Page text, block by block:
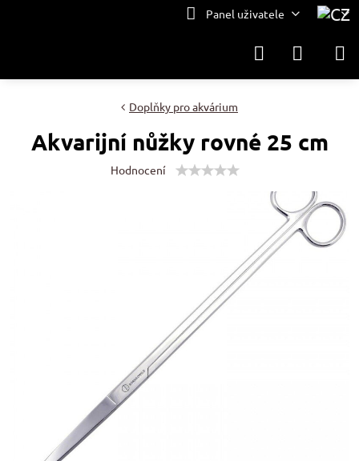
Panel uživatele
Doplňky pro akvárium
Akvarijní nůžky rovné 25 cm
Hodnocení